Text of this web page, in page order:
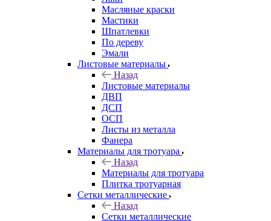
Масляные краски
Мастики
Шпатлевки
По дереву
Эмали
Листовые материалы
Назад
Листовые материалы
ДВП
ДСП
ОСП
Листы из металла
Фанера
Материалы для тротуара
Назад
Материалы для тротуара
Плитка тротуарная
Сетки металлические
Назад
Сетки металлические